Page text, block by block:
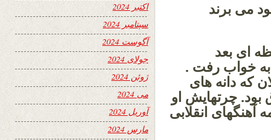
می برند
ای بعد
خواب رفت .
که دانه های
بود. چرتهایش او
آهنگهای انقلابی
اکتبر 2024
سپتامبر 2024
آگوست 2024
جولای 2024
ژوئن 2024
می 2024
آوریل 2024
مارس 2024